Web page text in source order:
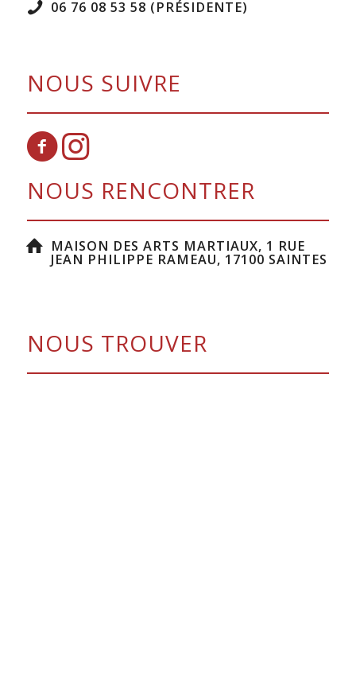
06 76 08 53 58 (PRÉSIDENTE)
NOUS SUIVRE
NOUS RENCONTRER
MAISON DES ARTS MARTIAUX, 1 RUE
JEAN PHILIPPE RAMEAU, 17100 SAINTES
NOUS TROUVER